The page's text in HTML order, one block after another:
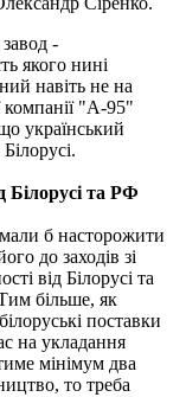
-
якого нині
навіть не на
компанії "А-95"
український
Білорусі та РФ
б насторожити
до заходів зі
від Білорусі та
більше, як
поставки
на укладання
мінімум два
то треба